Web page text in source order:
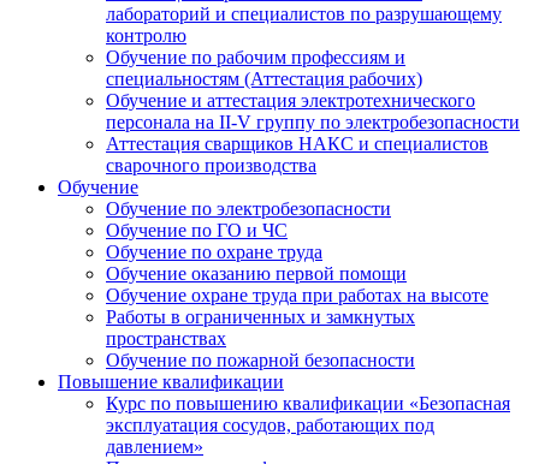
лабораторий и специалистов по разрушающему
контролю
Обучение по рабочим профессиям и
специальностям (Аттестация рабочих)
Обучение и аттестация электротехнического
персонала на II-V группу по электробезопасности
Аттестация сварщиков НАКС и специалистов
сварочного производства
Обучение
Обучение по электробезопасности
Обучение по ГО и ЧС
Обучение по охране труда
Обучение оказанию первой помощи
Обучение охране труда при работах на высоте
Работы в ограниченных и замкнутых
пространствах
Обучение по пожарной безопасности
Повышение квалификации
Курс по повышению квалификации «Безопасная
эксплуатация сосудов, работающих под
давлением»